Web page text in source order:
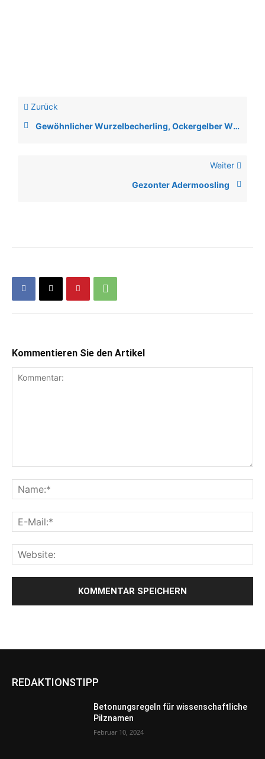
Zurück
Gewöhnlicher Wurzelbecherling, Ockergelber Wurzelbecherling
Weiter
Gezonter Adermoosling
Kommentieren Sie den Artikel
REDAKTIONSTIPP
Betonungsregeln für wissenschaftliche
Pilznamen
Februar 10, 2024